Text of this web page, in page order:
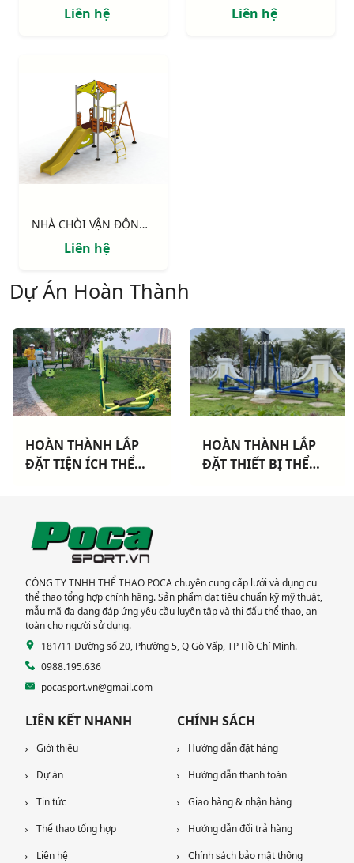
Liên hệ Liên hệ
NHÀ CHÒI VẬN ĐỘNG : Xích đu,cầu tuột thang leo, vách leo
Liên hệ
Dự Án Hoàn Thành
HOÀN THÀNH LẮP
ĐẶT TIỆN ÍCH THỂ
HOÀN THÀNH LẮP
ĐẶT THIẾT BỊ THỂ
CÔNG TY TNHH THỂ THAO POCA chuyên cung cấp lưới và dụng cụ
thể thao tổng hợp chính hãng. Sản phẩm đạt tiêu chuẩn kỹ mỹ thuật,
mẫu mã đa dạng đáp ứng yêu cầu luyện tập và thi đấu thể thao, an
toàn cho người sử dụng.
181/11 Đường số 20, Phường 5, Q Gò Vấp, TP Hồ Chí Minh.
0988.195.636
pocasport.vn@gmail.com
LIÊN KẾT NHANH
Giới thiệu
Dự án
Tin tức
Thể thao tổng hợp
Liên hệ
CHÍNH SÁCH
Hướng dẫn đặt hàng
Hướng dẫn thanh toán
Giao hàng & nhận hàng
Hướng dẫn đổi trả hàng
Chính sách bảo mật thông